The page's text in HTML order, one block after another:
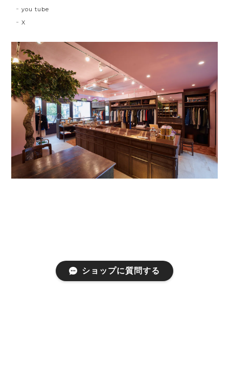
you tube
X
ショップに質問する